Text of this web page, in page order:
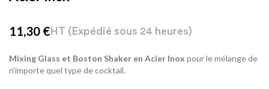
11,30 € HT (Expédié sous 24 heures)
Mixing Glass et Boston Shaker en Acier Inox pour le mélange de
n'importe quel type de cocktail.